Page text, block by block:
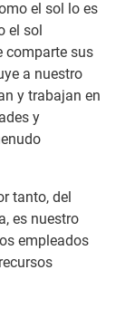
el sol lo es
el sol
comparte sus
a nuestro
y trabajan en
y
tanto, del
es nuestro
empleados